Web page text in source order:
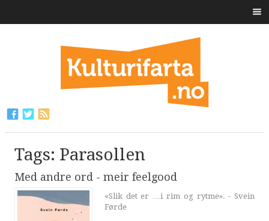
Tags: Parasollen
Med andre ord - meir feelgood
«Slik det er …i rim og rytme». - Svein
Førde